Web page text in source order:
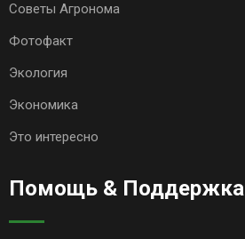
Советы Агронома
Фотофакт
Экология
Экономика
Это интересно
Помощь & Поддержка